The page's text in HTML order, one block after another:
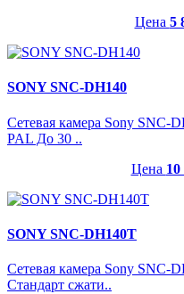
Цена 5
SONY SNC-DH140
Сетевая камера Sony SNC-
PAL До 30 ..
Цена 10
SONY SNC-DH140T
Сетевая камера Sony SNC-
Стандарт сжати..